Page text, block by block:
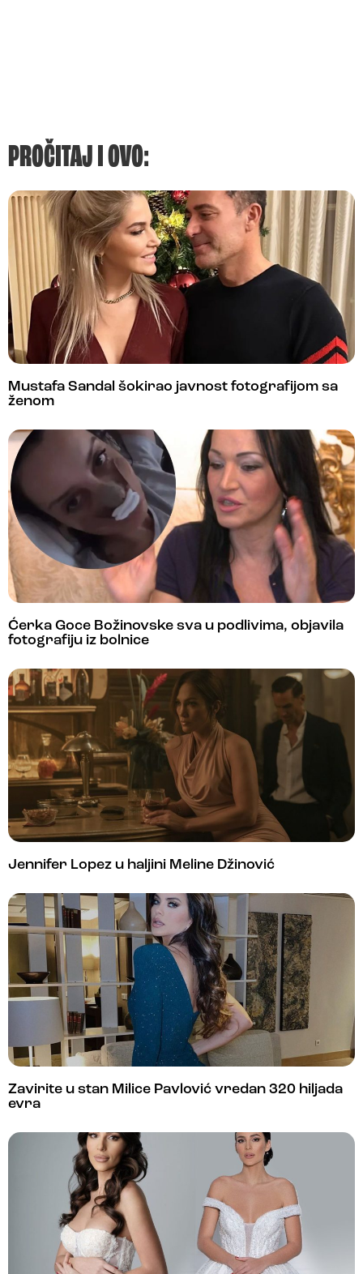
PROČITAJ I OVO:
Mustafa Sandal šokirao javnost fotografijom sa
ženom
Ćerka Goce Božinovske sva u podlivima, objavila
fotografiju iz bolnice
Jennifer Lopez u haljini Meline Džinović
Zavirite u stan Milice Pavlović vredan 320 hiljada
evra